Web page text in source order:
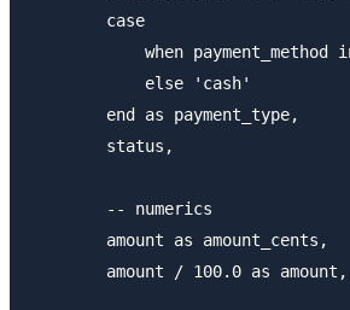
        case
when payment_method
            else 'cash'
        end as payment_type,
        status,
        -- numerics
        amount as amount_cents,
        amount / 100.0 as amount,